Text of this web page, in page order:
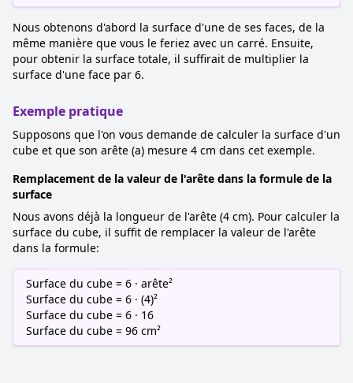
Nous obtenons d'abord la surface d'une de ses faces, de la
même manière que vous le feriez avec un carré. Ensuite,
pour obtenir la surface totale, il suffirait de multiplier la
surface d'une face par 6.
Exemple pratique
Supposons que l'on vous demande de calculer la surface d'un
cube et que son arête (a) mesure 4 cm dans cet exemple.
Remplacement de la valeur de l'arête dans la formule de la
surface
Nous avons déjà la longueur de l'arête (4 cm). Pour calculer la
surface du cube, il suffit de remplacer la valeur de l'arête
dans la formule:
Surface du cube = 6 · arête²
Surface du cube = 6 · (4)²
Surface du cube = 6 · 16
Surface du cube = 96 cm²